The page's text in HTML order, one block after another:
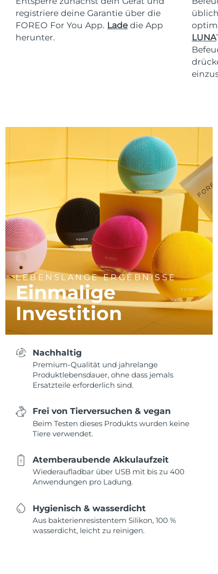
registriere deine Garantie über die
FOREO For You App. Ladedie App
herunter.
LUNA
LEBENSLANGE ERGEBNISSE
Einmalige
Investition
Nachhaltig
Premium-Qualität und jahrelange
Produktlebensdauer, ohne dass jemals
Ersatzteile erforderlich sind.
Frei von Tierversuchen & vegan
Beim Testen dieses Produkts wurden keine
Tiere verwendet.
Atemberaubende Akkulaufzeit
Wiederaufladbar über USB mit bis zu 400
Anwendungen pro Ladung.
Hygienisch & wasserdicht
Aus bakterienresistentem Silikon, 100 %
wasserdicht, leicht zu reinigen.